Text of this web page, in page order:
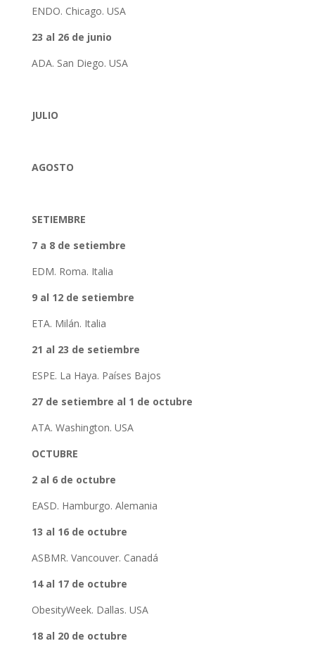
ENDO. Chicago. USA
23 al 26 de junio
ADA. San Diego. USA
JULIO
AGOSTO
SETIEMBRE
7 a 8 de setiembre
EDM. Roma. Italia
9 al 12 de setiembre
ETA. Milán. Italia
21 al 23 de setiembre
ESPE. La Haya. Países Bajos
27 de setiembre al 1 de octubre
ATA. Washington. USA
OCTUBRE
2 al 6 de octubre
EASD. Hamburgo. Alemania
13 al 16 de octubre
ASBMR. Vancouver. Canadá
14 al 17 de octubre
ObesityWeek. Dallas. USA
18 al 20 de octubre